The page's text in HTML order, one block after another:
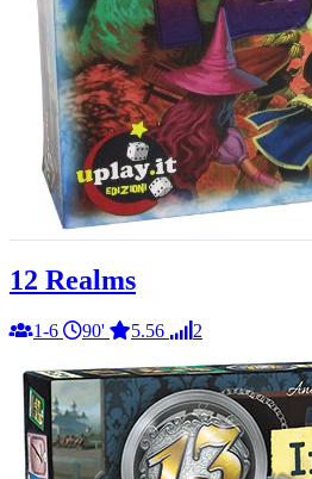
12 Realms
1-6 90' 5.56 2